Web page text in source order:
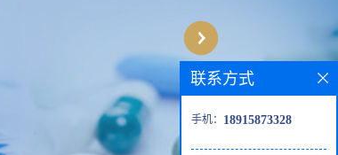
联系方式
手机： 18915873328